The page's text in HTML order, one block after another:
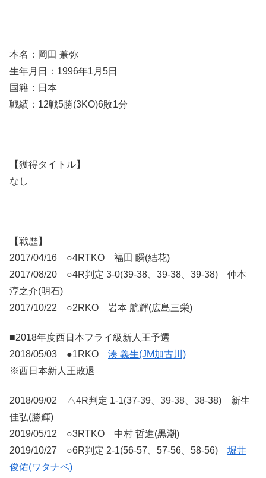
本名：岡田 兼弥
生年月日：1996年1月5日
国籍：日本
戦績：12戦5勝(3KO)6敗1分
【獲得タイトル】
なし
【戦歴】
2017/04/16 ○4RTKO 福田 瞬(結花)
2017/08/20 ○4R判定 3-0(39-38、39-38、39-38) 仲本
淳之介(明石)
2017/10/22 ○2RKO 岩本 航輝(広島三栄)
■2018年度西日本フライ級新人王予選
2018/05/03 ●1RKO 湊 義生(JM加古川)
※西日本新人王敗退
2018/09/02 △4R判定 1-1(37-39、39-38、38-38) 新生
佳弘(勝輝)
2019/05/12 ○3RTKO 中村 哲進(黒潮)
2019/10/27 ○6R判定 2-1(56-57、57-56、58-56) 堀井
俊佑(ワタナベ)